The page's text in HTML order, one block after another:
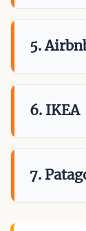
5.
6. IKEA
7.